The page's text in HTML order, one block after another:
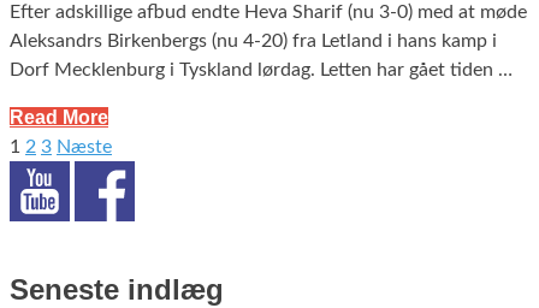
Efter adskillige afbud endte Heva Sharif (nu 3-0) med at møde
Aleksandrs Birkenbergs (nu 4-20) fra Letland i hans kamp i
Dorf Mecklenburg i Tyskland lørdag. Letten har gået tiden …
Read More
Indlægsinddeling
1 2 3 Næste
Seneste indlæg